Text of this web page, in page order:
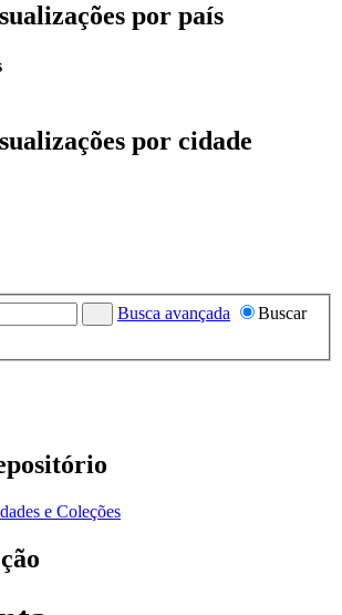
por país
por cidade
Busca avançada
Buscar
e Coleções